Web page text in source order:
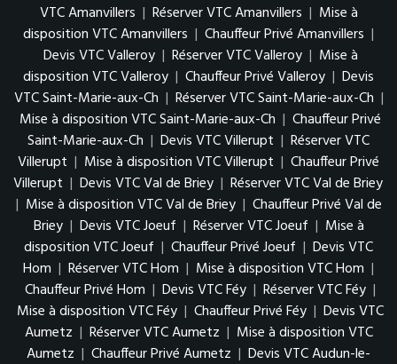
VTC Amanvillers | Réserver VTC Amanvillers | Mise à
disposition VTC Amanvillers | Chauffeur Privé Amanvillers |
Devis VTC Valleroy | Réserver VTC Valleroy | Mise à
disposition VTC Valleroy | Chauffeur Privé Valleroy | Devis
VTC Saint-Marie-aux-Ch | Réserver VTC Saint-Marie-aux-Ch |
Mise à disposition VTC Saint-Marie-aux-Ch | Chauffeur Privé
Saint-Marie-aux-Ch | Devis VTC Villerupt | Réserver VTC
Villerupt | Mise à disposition VTC Villerupt | Chauffeur Privé
Villerupt | Devis VTC Val de Briey | Réserver VTC Val de Briey
| Mise à disposition VTC Val de Briey | Chauffeur Privé Val de
Briey | Devis VTC Joeuf | Réserver VTC Joeuf | Mise à
disposition VTC Joeuf | Chauffeur Privé Joeuf | Devis VTC
Hom | Réserver VTC Hom | Mise à disposition VTC Hom |
Chauffeur Privé Hom | Devis VTC Féy | Réserver VTC Féy |
Mise à disposition VTC Féy | Chauffeur Privé Féy | Devis VTC
Aumetz | Réserver VTC Aumetz | Mise à disposition VTC
Aumetz | Chauffeur Privé Aumetz | Devis VTC Audun-le-